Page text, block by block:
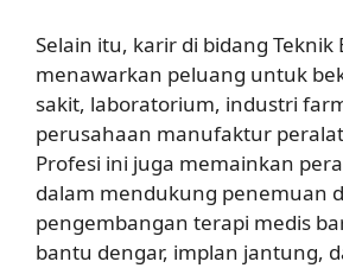
Selain itu, karir di bidang Teknik
menawarkan peluang untuk
sakit, laboratorium, industri
perusahaan manufaktur
Profesi ini juga memainkan
dalam mendukung penemuan
pengembangan terapi medis
bantu dengar, implan jantung,